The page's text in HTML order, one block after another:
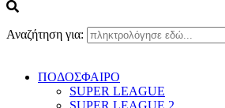
Αναζήτηση για:
ΠΟΔΟΣΦΑΙΡΟ
SUPER LEAGUE
SUPER LEAGUE 2